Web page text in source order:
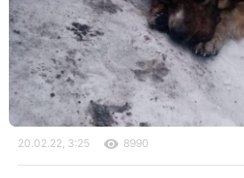
20.02.22, 3:25 8990